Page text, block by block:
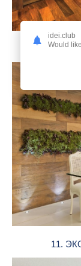
10.
11.
idei.club
Would